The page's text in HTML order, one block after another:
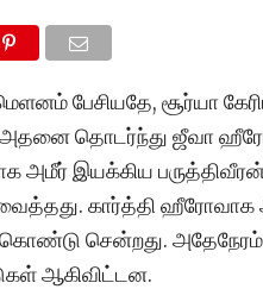
பேசியதே, சூர்யா
அதனை தொடர்ந்து ஜீவா
அமீர் இயக்கிய
வைத்தது. கார்த்தி ஹீரோவாக
சென்றது. அதேநேரம்
ஆகிவிட்டன.